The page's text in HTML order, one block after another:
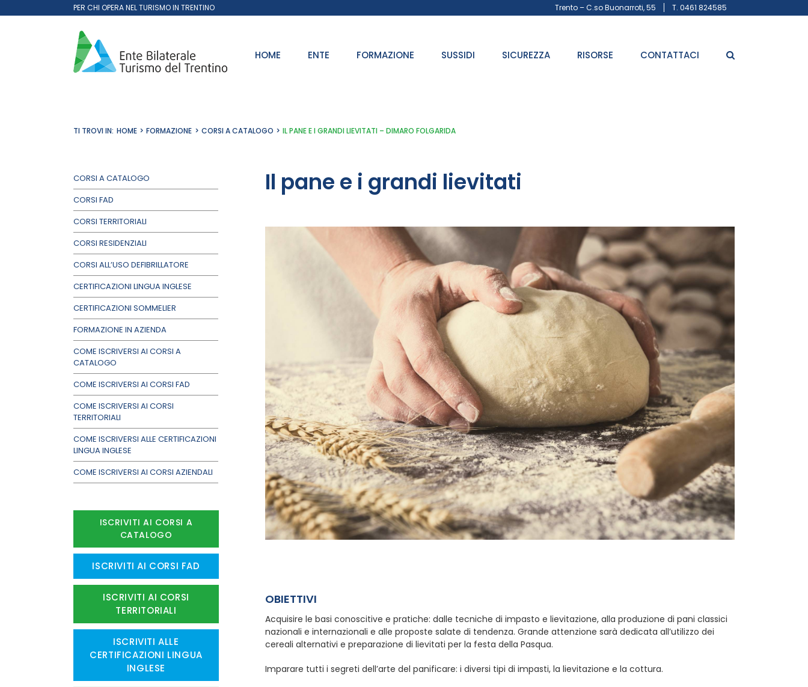
al
PER CHI OPERA NEL TURISMO IN TRENTINO Trento – C.so Buonarroti, 55 T. 0461 824585
HOME ENTE FORMAZIONE SUSSIDI SICUREZZA RISORSE CONTATTACI
TI TROVI IN: HOME FORMAZIONE CORSI A CATALOGO IL PANE E I GRANDI LIEVITATI – DIMARO FOLGARIDA
CORSI A CATALOGO
CORSI FAD
CORSI TERRITORIALI
CORSI RESIDENZIALI
CORSI ALL’USO DEFIBRILLATORE
CERTIFICAZIONI LINGUA INGLESE
CERTIFICAZIONI SOMMELIER
FORMAZIONE IN AZIENDA
COME ISCRIVERSI AI CORSI A
CATALOGO
COME ISCRIVERSI AI CORSI FAD
COME ISCRIVERSI AI CORSI
TERRITORIALI
COME ISCRIVERSI ALLE CERTIFICAZIONI
LINGUA INGLESE
COME ISCRIVERSI AI CORSI AZIENDALI
ISCRIVITI AI CORSI A
CATALOGO
ISCRIVITI AI CORSI FAD
ISCRIVITI AI CORSI
TERRITORIALI
ISCRIVITI ALLE
CERTIFICAZIONI LINGUA
INGLESE
Il pane e i grandi lievitati
OBIETTIVI
Acquisire le basi conoscitive e pratiche: dalle tecniche di impasto e lievitazione, alla produzione di pani classici
nazionali e internazionali e alle proposte salate di tendenza. Grande attenzione sarà dedicata all’utilizzo dei
cereali alternativi e preparazione di lievitati per la festa della Pasqua.
Imparare tutti i segreti dell’arte del panificare: i diversi tipi di impasti, la lievitazione e la cottura.